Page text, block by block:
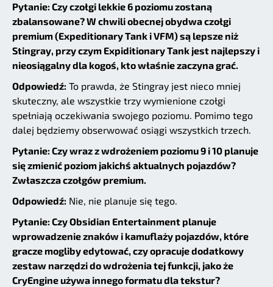
Pytanie: Czy czołgi lekkie 6 poziomu zostaną
zbalansowane? W chwili obecnej obydwa czołgi
premium (Expeditionary Tank i VFM) są lepsze niż
Stingray, przy czym Expiditionary Tank jest najlepszy i
nieosiągalny dla kogoś, kto właśnie zaczyna grać.
Odpowiedź: To prawda, że Stingray jest nieco mniej
skuteczny, ale wszystkie trzy wymienione czołgi
spełniają oczekiwania swojego poziomu. Pomimo tego
dalej będziemy obserwować osiągi wszystkich trzech.
Pytanie: Czy wraz z wdrożeniem poziomu 9 i 10 planuje
się zmienić poziom jakichś aktualnych pojazdów?
Zwłaszcza czołgów premium.
Odpowiedź: Nie, nie planuje się tego.
Pytanie: Czy Obsidian Entertainment planuje
wprowadzenie znaków i kamuflaży pojazdów, które
gracze mogliby edytować, czy opracuje dodatkowy
zestaw narzędzi do wdrożenia tej funkcji, jako że
CryEngine używa innego formatu dla tekstur?